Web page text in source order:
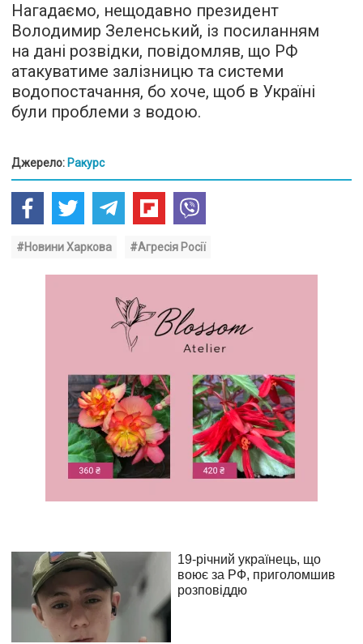
Нагадаємо, нещодавно президент
Володимир Зеленський, із посиланням
на дані розвідки, повідомляв, що РФ
атакуватиме залізницю та системи
водопостачання, бо хоче, щоб в Україні
були проблеми з водою.
Джерело: Ракурс
#Новини Харкова #Агресія Росії